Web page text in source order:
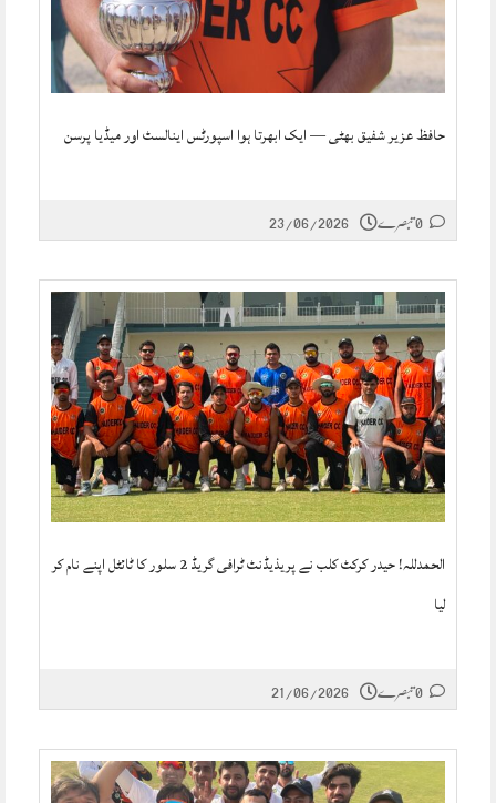
حافظ عزیر شفیق بھٹی — ایک ابھرتا ہوا اسپورٹس اینالسٹ اور میڈیا پرسن
23/06/2026
الحمدللہ! حیدر کرکٹ کلب نے پریذیڈنٹ ٹرافی گریڈ 2 سلور کا ٹائٹل اپنے نام کر
لیا
21/06/2026